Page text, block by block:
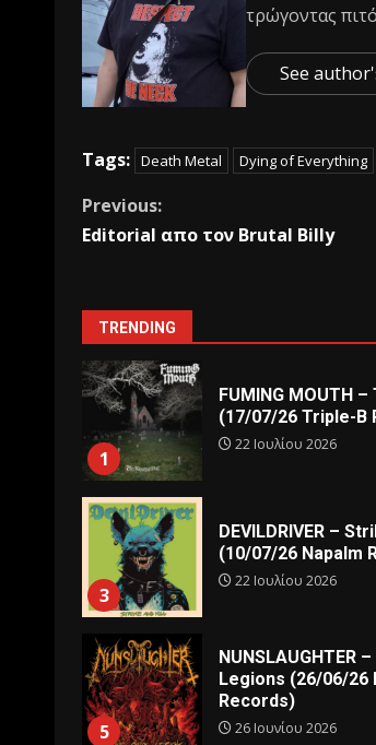
τρώγοντας
See
Tags: Death Metal Dying of Everything
Previous:
Εditorial απο τον Brutal Billy
TRENDING
1
FUMING MOUTH
(17/07/26 Triple-B
22 Ιουλίου 2026
3
DEVILDRIVER –
(10/07/26 Napalm
22 Ιουλίου 2026
5
NUNSLAUGHTER
Legions (26/06/26
Records)
26 Ιουνίου 2026